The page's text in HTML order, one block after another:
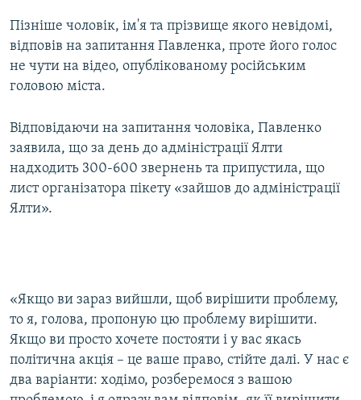
Пізніше чоловік, ім'я та прізвище якого невідомі,
відповів на запитання Павленка, проте його голос
не чути на відео, опублікованому російським
головою міста.
Відповідаючи на запитання чоловіка, Павленко
заявила, що за день до адміністрації Ялти
надходить 300-600 звернень та припустила, що
лист організатора пікету «зайшов до адміністрації
Ялти».
«Якщо ви зараз вийшли, щоб вирішити проблему,
то я, голова, пропоную цю проблему вирішити.
Якщо ви просто хочете постояти і у вас якась
політична акція – це ваше право, стійте далі. У нас є
два варіанти: ходімо, розберемося з вашою